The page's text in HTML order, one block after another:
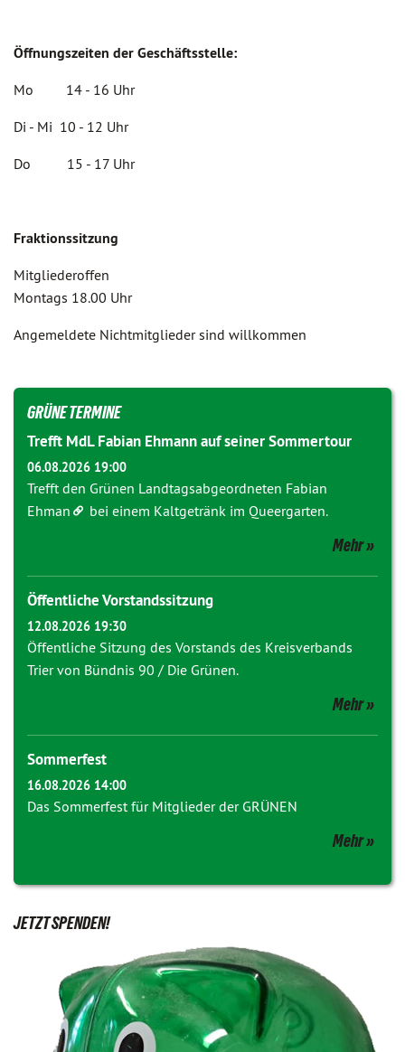
Öffnungszeiten der Geschäftsstelle:
Mo 14 - 16 Uhr
Di - Mi 10 - 12 Uhr
Do 15 - 17 Uhr
Fraktionssitzung
Mitgliederoffen
Montags 18.00 Uhr
Angemeldete Nichtmitglieder sind willkommen
GRÜNE TERMINE
Trefft MdL Fabian Ehmann auf seiner Sommertour
06.08.2026 19:00
Trefft den Grünen Landtagsabgeordneten Fabian
Ehman
bei einem Kaltgetränk im Queergarten.
Mehr
Öffentliche Vorstandssitzung
12.08.2026 19:30
Öffentliche Sitzung des Vorstands des Kreisverbands
Trier von Bündnis 90 / Die Grünen.
Mehr
Sommerfest
16.08.2026 14:00
Das Sommerfest für Mitglieder der GRÜNEN
Mehr
JETZT SPENDEN!